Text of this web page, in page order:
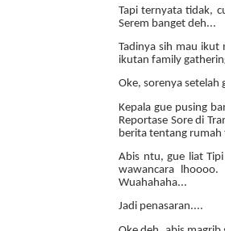
Tapi ternyata tidak,
Serem banget deh...
Tadinya sih mau
ikutan family
Oke, sorenya setelah
Kepala gue pusing
Reportase Sore di
berita tentang rumah
Abis ntu, gue liat
wawancara
Wuahahaha...
Jadi penasaran....